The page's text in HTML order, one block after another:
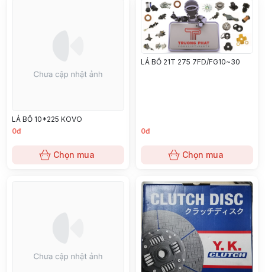
LÁ BỐ 10*225 KOVO
0đ
Chọn mua
LÁ BỐ 21T 275 7FD/FG10~30
0đ
Chọn mua